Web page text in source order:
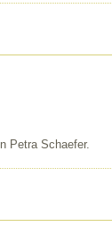
Petra Schaefer.